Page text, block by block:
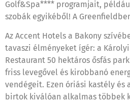
Golf&Spa**** programjait,
szobák egyikéből! A
Az Accent Hotels a Bakony
tavaszi élményeket ígér: a
Restaurant 50 hektáros ősfás
friss levegővel és kirobbanó
vendégeit. Ezen óriási kastély és
birtok kiválóan alkalmas többek